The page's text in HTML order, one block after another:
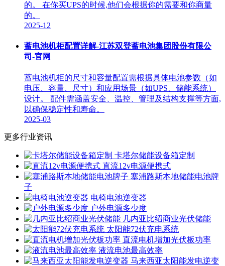
的。 在你买UPS的时候,他们会根据你的需要和你商量
的。
2025-12
蓄电池机柜配置详解-江苏双登蓄电池集团股份有限公
司-官网
蓄电池机柜的尺寸和容量配置需根据具体电池参数（如
电压、容量、尺寸）和应用场景（如UPS、储能系统）
设计。 配件需涵盖安全、温控、管理及结构支撑等方面,
以确保稳定性和寿命。
2025-03
更多行业资讯
卡塔尔储能设备箱定制
直流12v电源便携式
塞浦路斯本地储能电池牌
子
电椅电池逆变器
户外电源多少度
几内亚比绍商业光伏储能
太阳能72伏充电系统
直流电机增加光伏板功率
液流电池最高效率
马来西亚太阳能发电逆变